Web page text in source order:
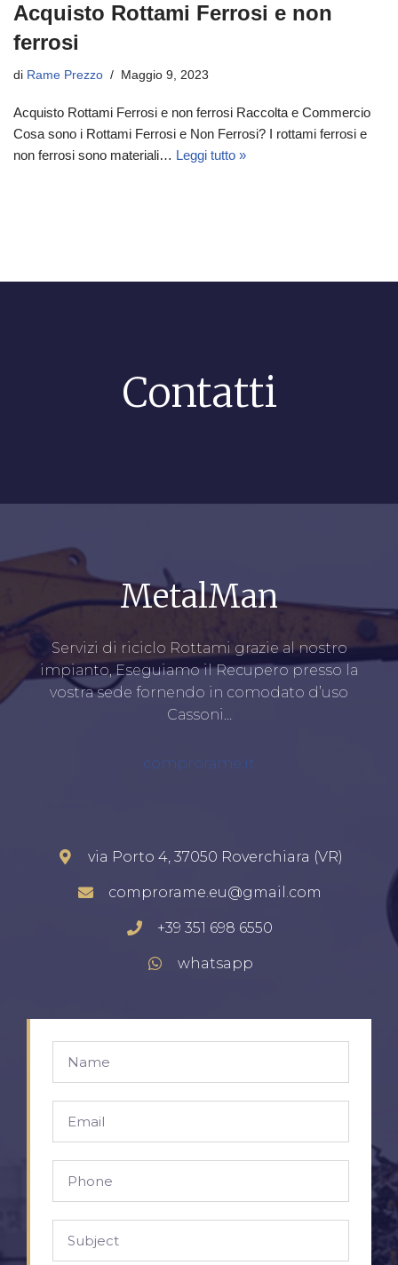
Acquisto Rottami Ferrosi e non
ferrosi
di Rame Prezzo Maggio 9, 2023
Acquisto Rottami Ferrosi e non ferrosi Raccolta e Commercio
Cosa sono i Rottami Ferrosi e Non Ferrosi? I rottami ferrosi e
non ferrosi sono materiali… Leggi tutto »
Contatti
MetalMan
Servizi di riciclo Rottami grazie al nostro
impianto, Eseguiamo il Recupero presso la
vostra sede fornendo in comodato d’uso
Cassoni…
comprorame.it
via Porto 4, 37050 Roverchiara (VR)
comprorame.eu@gmail.com
+39 351 698 6550
whatsapp